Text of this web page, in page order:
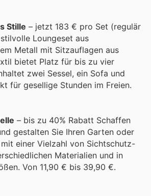
Stille – jetzt 183 € pro Set (regulär
Loungeset aus
Metall mit Sitzauflagen aus
bietet Platz für bis zu vier
zwei Sessel, ein Sofa und
für gesellige Stunden im Freien.
– bis zu 40% Rabatt Schaffen
gestalten Sie Ihren Garten oder
einer Vielzahl von Sichtschutz-
Materialien und in
Von 11,90 € bis 39,90 €.